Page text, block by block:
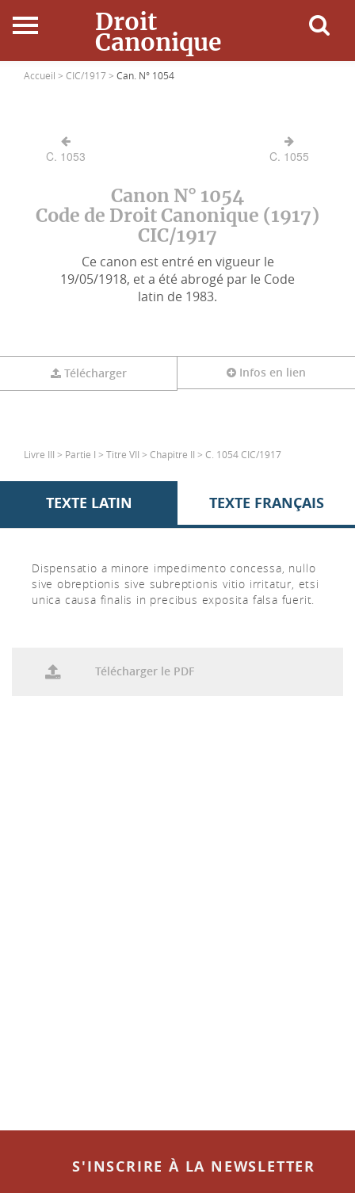
Droit
Canonique
Accueil
Ressources
Accueil > CIC/1917 > Can. N° 1054
C. 1053 C. 1055
Canon N° 1054
Code de Droit Canonique (1917)
CIC/1917
Ce canon est entré en vigueur le
19/05/1918, et a été abrogé par le Code
latin de 1983.
Télécharger Infos en lien
Livre III > Partie I > Titre VII > Chapitre II > C. 1054 CIC/1917
TEXTE LATIN TEXTE FRANÇAIS
Dispensatio a minore impedimento concessa, nullo
sive obreptionis sive subreptionis vitio irritatur, etsi
unica causa finalis in precibus exposita falsa fuerit.
Télécharger le PDF
S'INSCRIRE À LA NEWSLETTER